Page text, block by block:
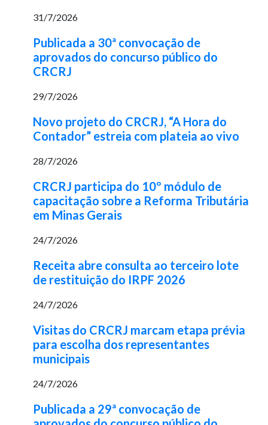
31/7/2026
Publicada a 30ª convocação de
aprovados do concurso público do
CRCRJ
29/7/2026
Novo projeto do CRCRJ, “A Hora do
Contador” estreia com plateia ao vivo
28/7/2026
CRCRJ participa do 10º módulo de
capacitação sobre a Reforma Tributária
em Minas Gerais
24/7/2026
Receita abre consulta ao terceiro lote
de restituição do IRPF 2026
24/7/2026
Visitas do CRCRJ marcam etapa prévia
para escolha dos representantes
municipais
24/7/2026
Publicada a 29ª convocação de